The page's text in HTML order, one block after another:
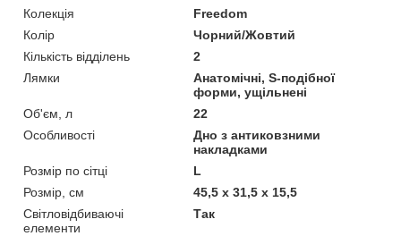
Колекція
Freedom
Колір
Чорний/Жовтий
Кількість відділень
2
Лямки
Анатомічні, S-подібної
форми, ущільнені
Об'єм, л
22
Особливості
Дно з антиковзними
накладками
Розмір по сітці
L
Розмір, см
45,5 x 31,5 x 15,5
Світловідбиваючі
елементи
Так